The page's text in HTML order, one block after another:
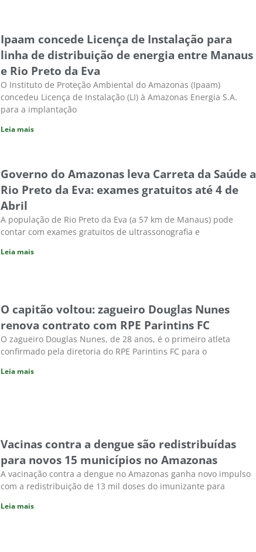
Ipaam concede Licença de Instalação para
linha de distribuição de energia entre Manaus
e Rio Preto da Eva
O Instituto de Proteção Ambiental do Amazonas (Ipaam)
concedeu Licença de Instalação (LI) à Amazonas Energia S.A.
para a implantação
Leia mais
Governo do Amazonas leva Carreta da Saúde a
Rio Preto da Eva: exames gratuitos até 4 de
Abril
A população de Rio Preto da Eva (a 57 km de Manaus) pode
contar com exames gratuitos de ultrassonografia e
Leia mais
O capitão voltou: zagueiro Douglas Nunes
renova contrato com RPE Parintins FC
O zagueiro Douglas Nunes, de 28 anos, é o primeiro atleta
confirmado pela diretoria do RPE Parintins FC para o
Leia mais
Vacinas contra a dengue são redistribuídas
para novos 15 municípios no Amazonas
A vacinação contra a dengue no Amazonas ganha novo impulso
com a redistribuição de 13 mil doses do imunizante para
Leia mais